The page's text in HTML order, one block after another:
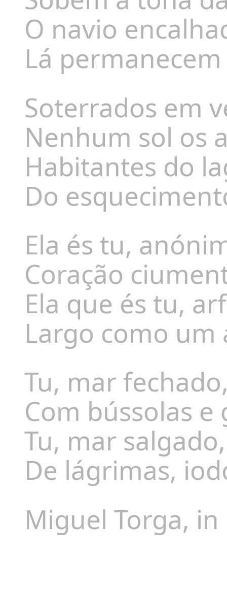
O navio
Lá
Soterrados em
Nenhum sol os
Habitantes do
Do
Ela és tu,
Coração
Ela que és tu,
Largo como
Tu, mar
Com bússolas
Tu, mar
De lágrimas,
Miguel Torga,